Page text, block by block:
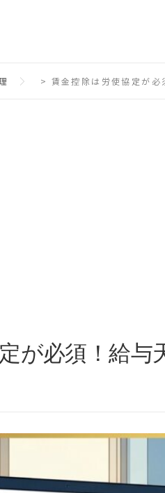
> 賃金控除は労使協定が
が必須！給